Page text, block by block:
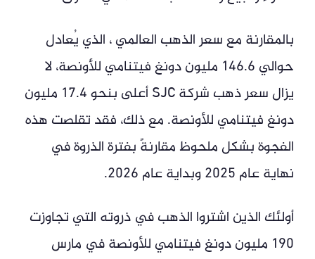
بالمقارنة مع سعر الذهب العالمي ، الذي يُعادل
حوالي 146.6 مليون دونغ فيتنامي للأونصة، لا
يزال سعر ذهب شركة SJC أعلى بنحو 17.4 مليون
دونغ فيتنامي للأونصة. مع ذلك، فقد تقلصت هذه
الفجوة بشكل ملحوظ مقارنةً بفترة الذروة في
نهاية عام 2025 وبداية عام 2026.
أولئك الذين اشتروا الذهب في ذروته التي تجاوزت
190 مليون دونغ فيتنامي للأونصة في مارس